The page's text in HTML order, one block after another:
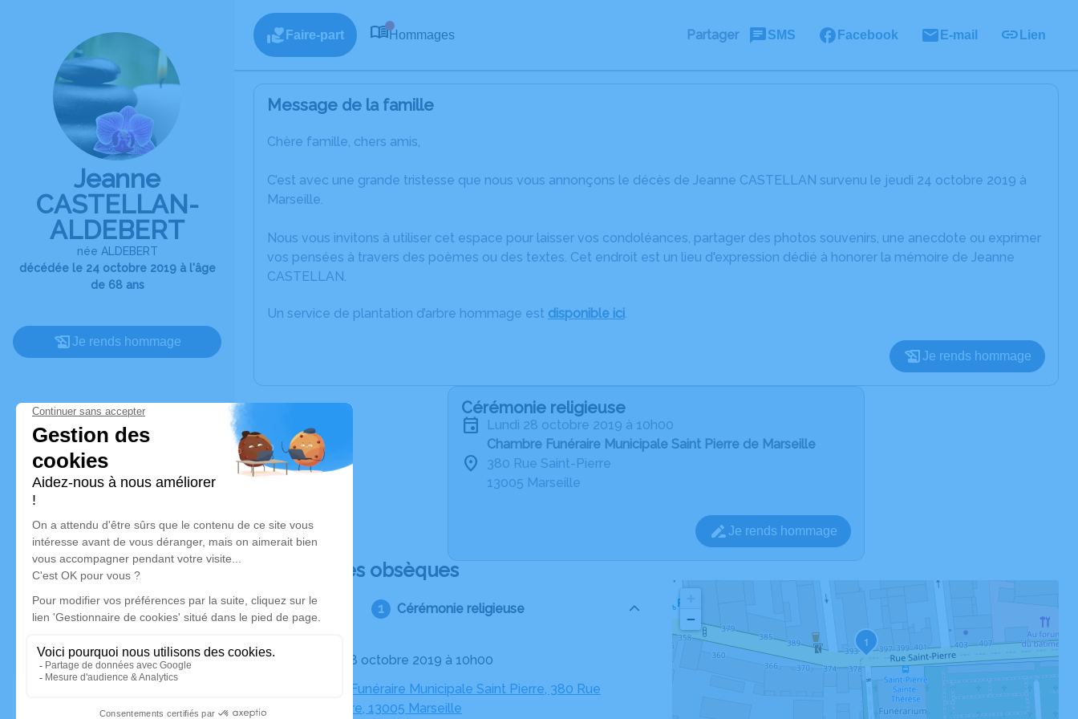
Jeanne
CASTELLAN-
ALDEBERT
née ALDEBERT
décédée le 24 octobre 2019 à l'âge
de 68 ans
Je rends hommage
Faire-part Hommages Partager SMS Facebook E-mail Lien
Message de la famille
Chère famille, chers amis,
C’est avec une grande tristesse que nous vous annonçons le décès de Jeanne CASTELLAN survenu le jeudi 24 octobre 2019 à
Marseille.
Nous vous invitons à utiliser cet espace pour laisser vos condoléances, partager des photos souvenirs, une anecdote ou exprimer
vos pensées à travers des poèmes ou des textes. Cet endroit est un lieu d'expression dédié à honorer la mémoire de Jeanne
CASTELLAN.
Un service de plantation d’arbre hommage est disponible ici.
Je rends hommage
Cérémonie religieuse
lundi 28 octobre 2019 à 10h00
Chambre Funéraire Municipale Saint Pierre de Marseille
380 Rue Saint-Pierre
13005 Marseille
Je rends hommage
Déroulé des obsèques
Cérémonie religieuse
Le lundi 28 octobre 2019 à 10h00
Chambre Funéraire Municipale Saint Pierre, 380 Rue
Saint-Pierre, 13005 Marseille
1
−